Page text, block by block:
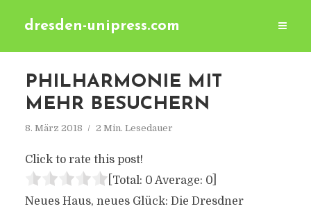
dresden-unipress.com
PHILHARMONIE MIT
MEHR BESUCHERN
8. März 2018 2 Min. Lesedauer
Click to rate this post!
[Total: 0 Average: 0]
Neues Haus, neues Glück: Die Dresdner